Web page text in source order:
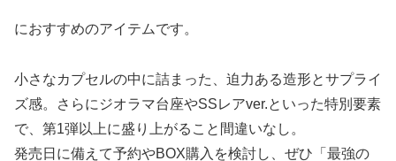
におすすめのアイテムです。
小さなカプセルの中に詰まった、迫力ある造形とサプライ
ズ感。さらにジオラマ台座やSSレアver.といった特別要素
で、第1弾以上に盛り上がること間違いなし。
発売日に備えて予約やBOX購入を検討し、ぜひ「最強の